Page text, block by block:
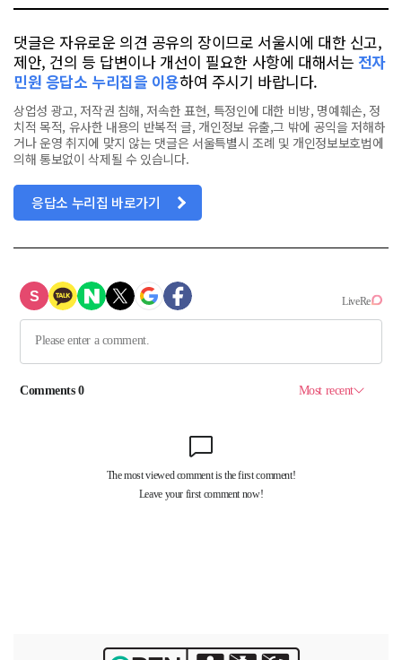
댓글은 자유로운 의견 공유의 장이므로 서울시에 대한 신고,
제안, 건의 등 답변이나 개선이 필요한 사항에 대해서는 전자
민원 응답소 누리집을 이용하여 주시기 바랍니다.
상업성 광고, 저작권 침해, 저속한 표현, 특정인에 대한 비방, 명예훼손, 정
치적 목적, 유사한 내용의 반복적 글, 개인정보 유출,그 밖에 공익을 저해하
거나 운영 취지에 맞지 않는 댓글은 서울특별시 조례 및 개인정보보호법에
의해 통보없이 삭제될 수 있습니다.
응답소 누리집 바로가기